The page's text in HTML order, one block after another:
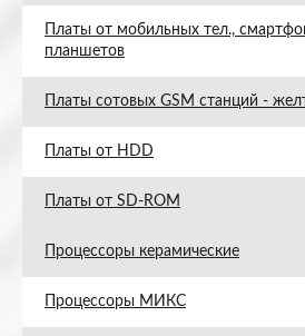
Платы от мобильных тел.,
планшетов
Платы сотовых GSM станций -
Платы от HDD
Платы от SD-ROM
Процессоры керамические
Процессоры МИКС